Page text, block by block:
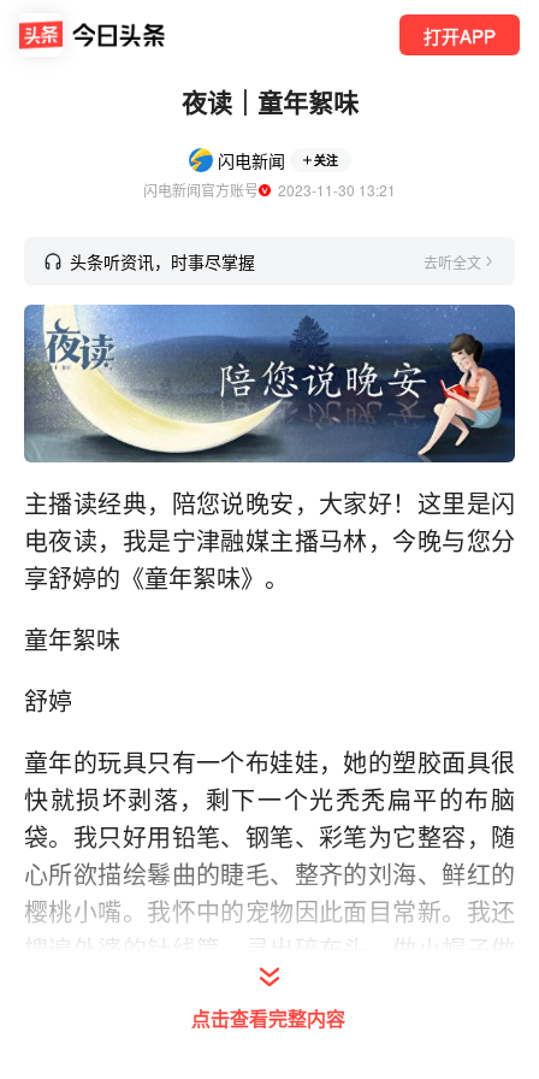
打开APP
夜读｜童年絮味
闪电新闻 关注
闪电新闻官方账号
  2023-11-30 13:21
头条听资讯，时事尽掌握 去听全文
主播读经典，陪您说晚安，大家好！这里是闪
电夜读，我是宁津融媒主播马林，今晚与您分
享舒婷的《童年絮味》。
童年絮味
舒婷
童年的玩具只有一个布娃娃，她的塑胶面具很
快就损坏剥落，剩下一个光秃秃扁平的布脑
袋。我只好用铅笔、钢笔、彩笔为它整容，随
心所欲描绘鬈曲的睫毛、整齐的刘海、鲜红的
樱桃小嘴。我怀中的宠物因此面目常新。我还
搜遍外婆的针线筐，寻出碎布头，做小帽子做
超短裙，甚至做了一件游泳衣。我的妹妹羡慕
极了，她也有一个极不成形的小布娃，为央求
点击查看完整内容